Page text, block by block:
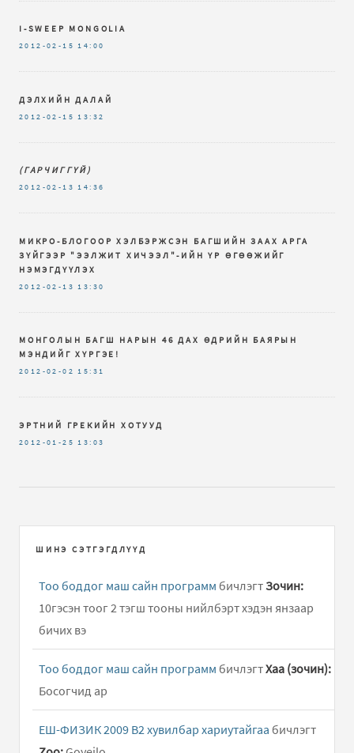
I-SWEEP MONGOLIA
2012-02-15 14:00
ДЭЛХИЙН ДАЛАЙ
2012-02-15 13:32
(ГАРЧИГГҮЙ)
2012-02-13 14:36
МИКРО-БЛОГООР ХЭЛБЭРЖСЭН БАГШИЙН ЗААХ АРГА
ЗҮЙГЭЭР "ЭЭЛЖИТ ХИЧЭЭЛ"-ИЙН ҮР ӨГӨӨЖИЙГ
НЭМЭГДҮҮЛЭХ
2012-02-13 13:30
МОНГОЛЫН БАГШ НАРЫН 46 ДАХ ӨДРИЙН БАЯРЫН
МЭНДИЙГ ХҮРГЭЕ!
2012-02-02 15:31
ЭРТНИЙ ГРЕКИЙН ХОТУУД
2012-01-25 13:03
ШИНЭ СЭТГЭГДЛҮҮД
Тоо боддог маш сайн программ бичлэгтЗочин:
10гэсэн тоог 2 тэгш тооны нийлбэрт хэдэн янзаар
бичих вэ
Тоо боддог маш сайн программ бичлэгтХаа (зочин):
Босогчид ар
ЕШ-ФИЗИК 2009 В2 хувилбар хариутайгаа бичлэгт